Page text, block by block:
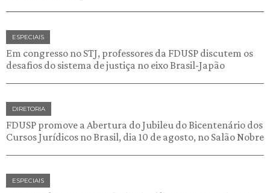
ESPECIAIS
Em congresso no STJ, professores da FDUSP discutem os
desafios do sistema de justiça no eixo Brasil-Japão
DIRETORIA
FDUSP promove a Abertura do Jubileu do Bicentenário dos
Cursos Jurídicos no Brasil, dia 10 de agosto, no Salão Nobre
ESPECIAIS